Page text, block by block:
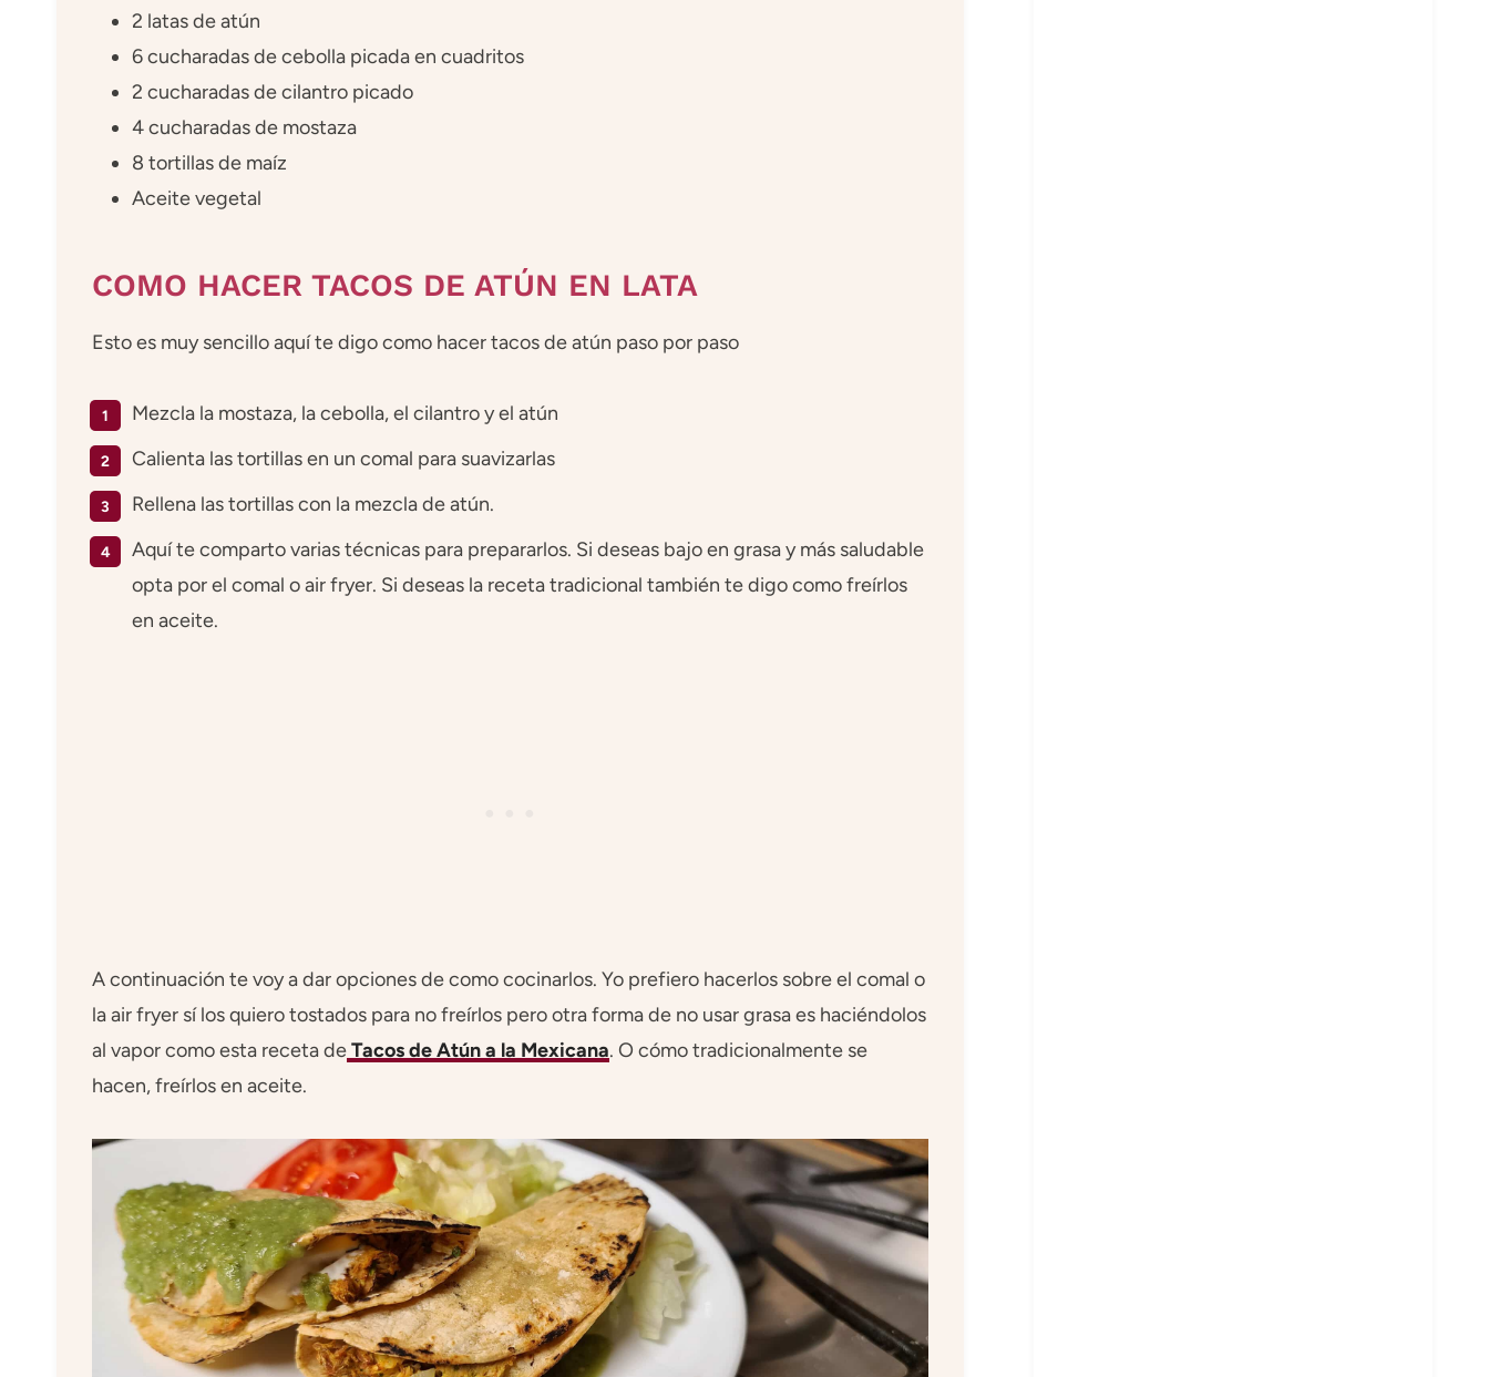
2 latas de atún
6 cucharadas de cebolla picada en cuadritos
2 cucharadas de cilantro picado
4 cucharadas de mostaza
8 tortillas de maíz
Aceite vegetal
COMO HACER TACOS DE ATÚN EN LATA
Esto es muy sencillo aquí te digo como hacer tacos de atún paso por paso
Mezcla la mostaza, la cebolla, el cilantro y el atún
Calienta las tortillas en un comal para suavizarlas
Rellena las tortillas con la mezcla de atún.
Aquí te comparto varias técnicas para prepararlos. Si deseas bajo en grasa y más saludable
opta por el comal o air fryer. Si deseas la receta tradicional también te digo como freírlos
en aceite.
A continuación te voy a dar opciones de como cocinarlos. Yo prefiero hacerlos sobre el comal o
la air fryer sí los quiero tostados para no freírlos pero otra forma de no usar grasa es haciéndolos
al vapor como esta receta deTacos de Atún a la Mexicana. O cómo tradicionalmente se
hacen, freírlos en aceite.